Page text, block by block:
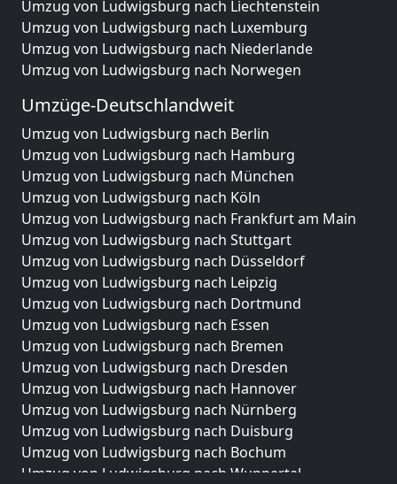
Umzug von Ludwigsburg nach Liechtenstein
Umzug von Ludwigsburg nach Luxemburg
Umzug von Ludwigsburg nach Niederlande
Umzug von Ludwigsburg nach Norwegen
Umzüge-Deutschlandweit
Umzug von Ludwigsburg nach Berlin
Umzug von Ludwigsburg nach Hamburg
Umzug von Ludwigsburg nach München
Umzug von Ludwigsburg nach Köln
Umzug von Ludwigsburg nach Frankfurt am Main
Umzug von Ludwigsburg nach Stuttgart
Umzug von Ludwigsburg nach Düsseldorf
Umzug von Ludwigsburg nach Leipzig
Umzug von Ludwigsburg nach Dortmund
Umzug von Ludwigsburg nach Essen
Umzug von Ludwigsburg nach Bremen
Umzug von Ludwigsburg nach Dresden
Umzug von Ludwigsburg nach Hannover
Umzug von Ludwigsburg nach Nürnberg
Umzug von Ludwigsburg nach Duisburg
Umzug von Ludwigsburg nach Bochum
Umzug von Ludwigsburg nach Wuppertal